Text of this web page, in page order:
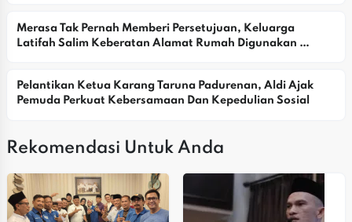
Merasa Tak Pernah Memberi Persetujuan, Keluarga
Latifah Salim Keberatan Alamat Rumah Digunakan
Pelantikan Ketua Karang Taruna Padurenan, Aldi Ajak
Pemuda Perkuat Kebersamaan Dan Kepedulian Sosial
Rekomendasi Untuk Anda